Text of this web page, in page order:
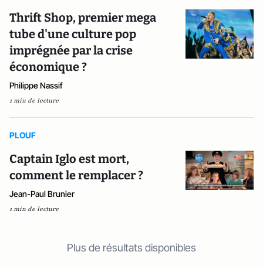
Thrift Shop, premier mega
tube d'une culture pop
imprégnée par la crise
économique ?
Philippe Nassif
1 min de lecture
PLOUF
Captain Iglo est mort,
comment le remplacer ?
Jean-Paul Brunier
1 min de lecture
Plus de résultats disponibles